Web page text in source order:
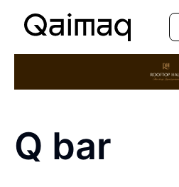
Q bar